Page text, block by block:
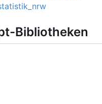
Bibliotheken